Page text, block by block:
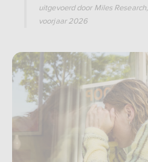
uitgevoerd door Miles Research,
voorjaar 2026